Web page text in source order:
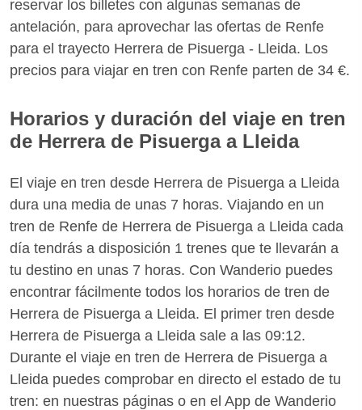
reservar los billetes con algunas semanas de
antelación, para aprovechar las ofertas de Renfe
para el trayecto Herrera de Pisuerga - Lleida. Los
precios para viajar en tren con Renfe parten de 34 €.
Horarios y duración del viaje en tren
de Herrera de Pisuerga a Lleida
El viaje en tren desde Herrera de Pisuerga a Lleida
dura una media de unas 7 horas. Viajando en un
tren de Renfe de Herrera de Pisuerga a Lleida cada
día tendrás a disposición 1 trenes que te llevarán a
tu destino en unas 7 horas. Con Wanderio puedes
encontrar fácilmente todos los horarios de tren de
Herrera de Pisuerga a Lleida. El primer tren desde
Herrera de Pisuerga a Lleida sale a las 09:12.
Durante el viaje en tren de Herrera de Pisuerga a
Lleida puedes comprobar en directo el estado de tu
tren: en nuestras páginas o en el App de Wanderio